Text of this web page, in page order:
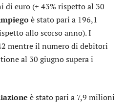
euro (+ 43% rispetto al 30
è stato pari a 196,1
allo scorso anno). I
mentre il numero di debitori
al 30 giugno supera i
è stato pari a 7,9 milioni